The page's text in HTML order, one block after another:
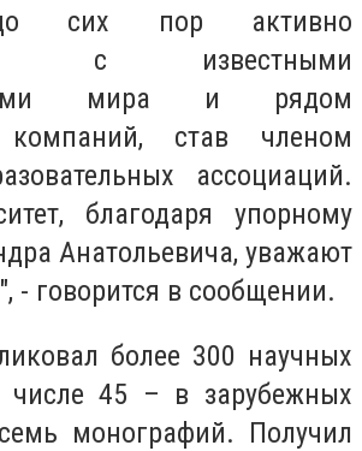
сих пор активно
с известными
мира и рядом
компаний, став членом
ассоциаций.
благодаря упорному
Анатольевича, уважают
- говорится в сообщении.
более 300 научных
числе 45 – в зарубежных
монографий. Получил